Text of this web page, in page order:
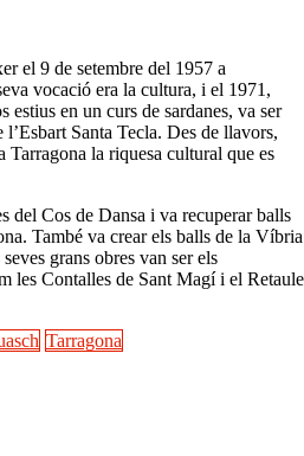
el 9 de setembre del 1957 a
vocació era la cultura, i el 1971,
estius en un curs de sardanes, va ser
Santa Tecla. Des de llavors,
Tarragona la riquesa cultural que es
del Cos de Dansa i va recuperar balls
També va crear els balls de la Víbria
grans obres van ser els
les Contalles de Sant Magí i el Retaule
Tarragona